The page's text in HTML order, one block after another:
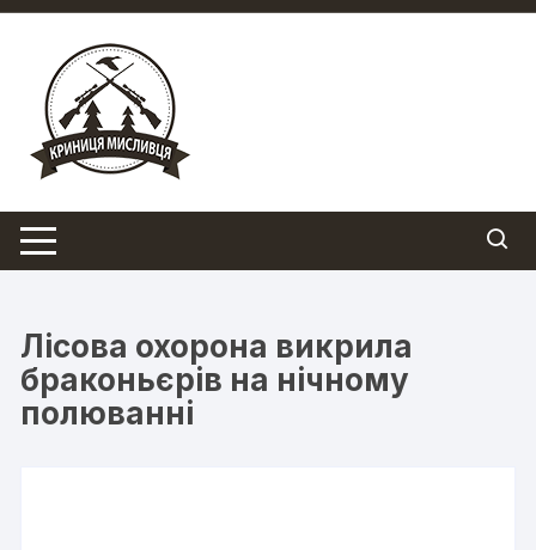
Перейти
вмісту
Лісова охорона викрила
браконьєрів на нічному
полюванні